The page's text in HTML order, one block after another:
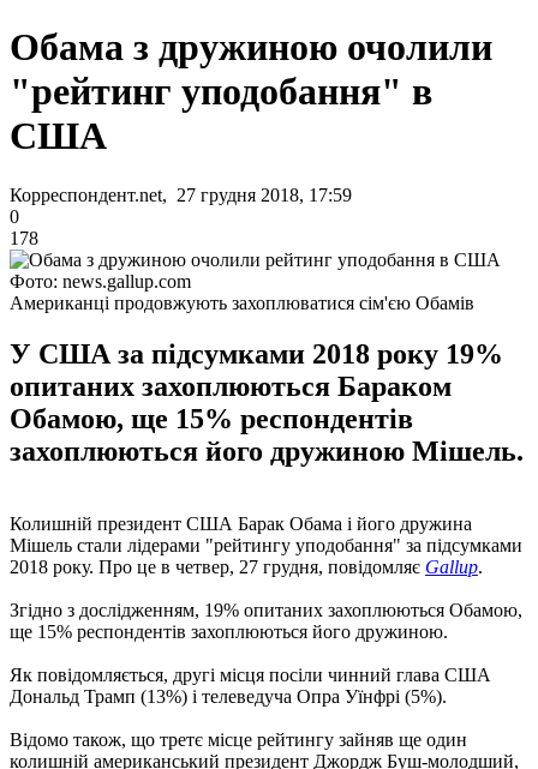
Обама з дружиною очолили
"рейтинг уподобання" в
США
Корреспондент.net, 27 грудня 2018, 17:59
0
178
Фото: news.gallup.com
Американці продовжують захоплюватися сім'єю Обамів
У США за підсумками 2018 року 19%
опитаних захоплюються Бараком
Обамою, ще 15% респондентів
захоплюються його дружиною Мішель.
Колишній президент США Барак Обама і його дружина
Мішель стали лідерами "рейтингу уподобання" за підсумками
2018 року. Про це в четвер, 27 грудня, повідомляє Gallup.
Згідно з дослідженням, 19% опитаних захоплюються Обамою,
ще 15% респондентів захоплюються його дружиною.
Як повідомляється, другі місця посіли чинний глава США
Дональд Трамп (13%) і телеведуча Опра Уїнфрі (5%).
Відомо також, що третє місце рейтингу зайняв ще один
колишній американський президент Джордж Буш-молодший,